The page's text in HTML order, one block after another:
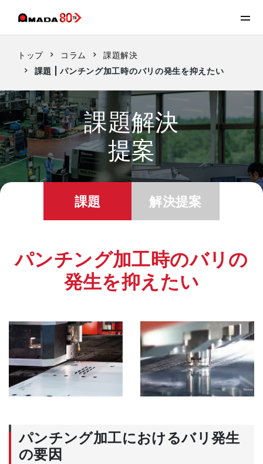
トップ コラム
課題解決
課題 | パンチング加工時のバリの発生を抑えたい
課題解決
提案
課題 解決提案
パンチング加工時のバリの
発生を抑えたい
パンチング加工におけるバリ発生
の要因